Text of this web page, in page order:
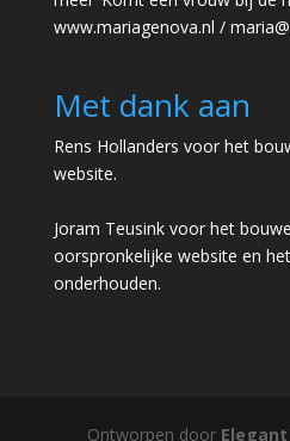
www.mariagenova.nl /
Met dank aan
Rens Hollanders voor het
website.
Joram Teusink voor het
oorspronkelijke website en
onderhouden.
Ontworpen door